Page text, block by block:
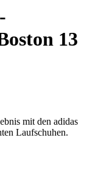
13
mit den adidas
Laufschuhen.